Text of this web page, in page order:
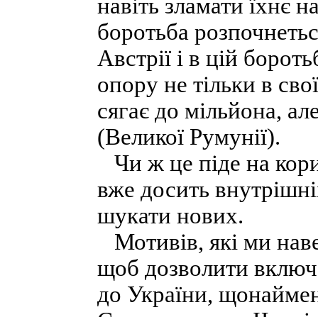
навіть зламати їхнє
боротьба
Австрії і в цій
опору не тільки в
сягає до мільйона,
(Великої Румунії).
Чи ж це піде на
вже досить
шукати нових.
Мотивів, які ми
щоб дозволити
до України,